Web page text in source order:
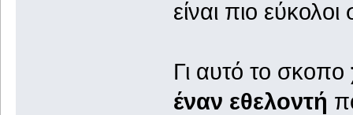
είναι πιο
Γι αυτό το σκοπο
έναν εθελοντή